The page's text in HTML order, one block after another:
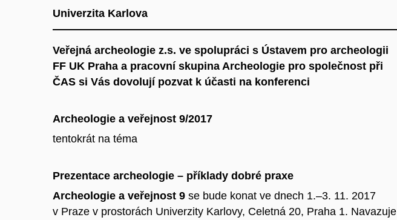
Univerzita Karlova
Veřejná archeologie z.s. ve spolupráci s Ústavem pro archeologii
FF UK Praha a pracovní skupina Archeologie pro společnost při
ČAS si Vás dovolují pozvat k účasti na konferenci
Archeologie a veřejnost 9/2017
tentokrát na téma
Prezentace archeologie – příklady dobré praxe
Archeologie a veřejnost 9 se bude konat ve dnech 1.–3. 11. 2017
v Praze v prostorách Univerzity Karlovy, Celetná 20, Praha 1. Navazuje